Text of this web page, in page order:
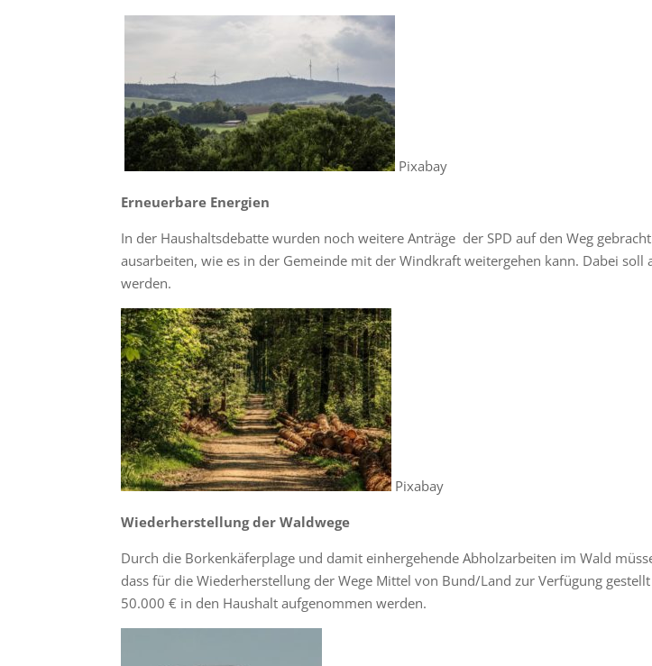
Pixabay
Erneuerbare Energien
In der Haushaltsdebatte wurden noch weitere Anträge der SPD auf den Weg
ausarbeiten, wie es in der Gemeinde mit der Windkraft weitergehen kann. Dabei
werden.
Pixabay
Wiederherstellung der Waldwege
Durch die Borkenkäferplage und damit einhergehende Abholzarbeiten im Wald
dass für die Wiederherstellung der Wege Mittel von Bund/Land zur Verfügung
50.000 € in den Haushalt aufgenommen werden.